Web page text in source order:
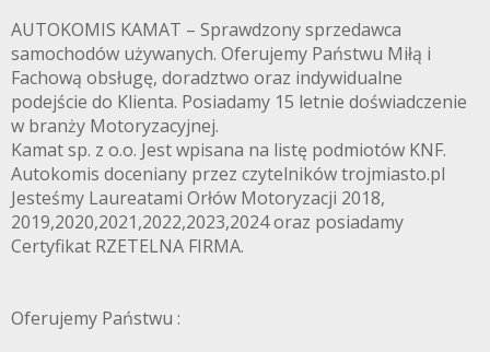
AUTOKOMIS KAMAT – Sprawdzony sprzedawca
samochodów używanych. Oferujemy Państwu Miłą i
Fachową obsługę, doradztwo oraz indywidualne
podejście do Klienta. Posiadamy 15 letnie doświadczenie
w branży Motoryzacyjnej.
Kamat sp. z o.o. Jest wpisana na listę podmiotów KNF.
Autokomis doceniany przez czytelników trojmiasto.pl
Jesteśmy Laureatami Orłów Motoryzacji 2018,
2019,2020,2021,2022,2023,2024 oraz posiadamy
Certyfikat RZETELNA FIRMA.
Oferujemy Państwu :